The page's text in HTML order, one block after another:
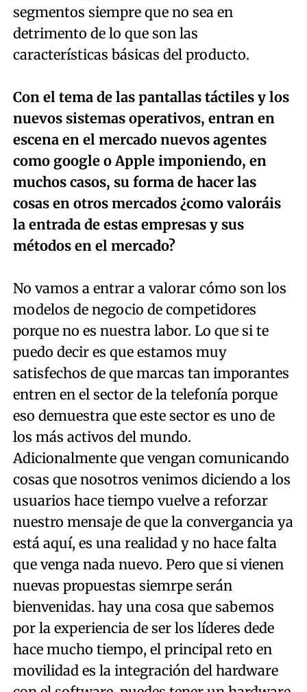
segmentos siempre que no sea en
detrimento de lo que son las
características básicas del producto.
Con el tema de las pantallas táctiles y los
nuevos sistemas operativos, entran en
escena en el mercado nuevos agentes
como google o Apple imponiendo, en
muchos casos, su forma de hacer las
cosas en otros mercados ¿como valoráis
la entrada de estas empresas y sus
métodos en el mercado?
No vamos a entrar a valorar cómo son los
modelos de negocio de competidores
porque no es nuestra labor. Lo que si te
puedo decir es que estamos muy
satisfechos de que marcas tan imporantes
entren en el sector de la telefonía porque
eso demuestra que este sector es uno de
los más activos del mundo.
Adicionalmente que vengan comunicando
cosas que nosotros venimos diciendo a los
usuarios hace tiempo vuelve a reforzar
nuestro mensaje de que la convergancia ya
está aquí, es una realidad y no hace falta
que venga nada nuevo. Pero que si vienen
nuevas propuestas siemrpe serán
bienvenidas. hay una cosa que sabemos
por la experiencia de ser los líderes dede
hace mucho tiempo, el principal reto en
movilidad es la integración del hardware